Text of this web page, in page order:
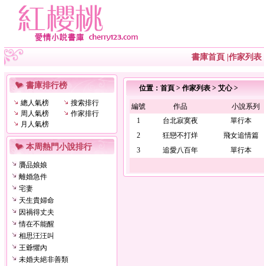
書庫首頁 作家列表
書庫排行榜
總人氣榜
搜索排行
周人氣榜
作家排行
月人氣榜
本周熱門小說排行
贗品娘娘
離婚急件
宅妻
天生貴婦命
因禍得丈夫
情在不能醒
相思汪汪叫
王爺懼內
未婚夫絕非善類
位置： 首頁 > 作家列表 > 艾心>
編號 作品
小說系列
1
台北寂寞夜
單行本
2
狂戀不打烊
飛女追情
3
追愛八百年 單行本